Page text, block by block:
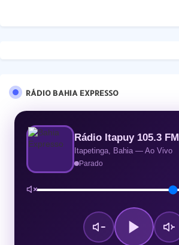
RÁDIO BAHIA EXPRESSO
Rádio Itapuy 105.3 FM
Itapetinga, Bahia — Ao Vivo
Parado